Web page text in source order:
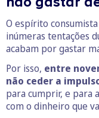
O espírito
inúmeras tentações
acabam por gastar
Por isso, entre
não ceder a
para cumprir, e para
com o dinheiro que